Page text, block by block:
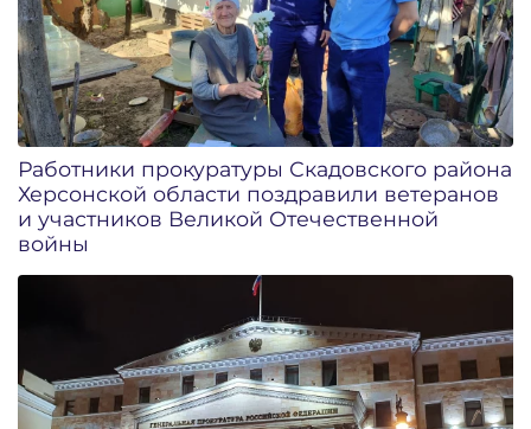
Работники прокуратуры Скадовского района
Херсонской области поздравили ветеранов
и участников Великой Отечественной
войны